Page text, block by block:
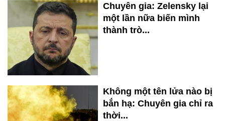
Chuyên gia: Zelensky lại
một lần nữa biến mình
thành trò...
Không một tên lửa nào bị
bắn hạ: Chuyên gia chỉ ra
thời...